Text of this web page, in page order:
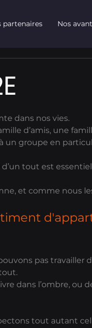
partenaires Nos
dans nos vies.
d’amis, une
un groupe en
tout est
et comme nous
pas travailler
dans l’ombre, ou
tout autant